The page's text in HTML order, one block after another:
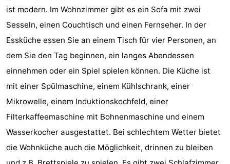
Sehen
&
tun
-
Museen
-
Denkmäler
-
Mühlen
-
Leuchtturme
-
Aussichtspunkte
Attraktionen
ist modern. Im Wohnzimmer gibt es ein Sofa mit zwei
Sesseln, einen Couchtisch und einen Fernseher. In der
Essküche essen Sie an einem Tisch für vier Personen, an
dem Sie den Tag beginnen, ein langes Abendessen
einnehmen oder ein Spiel spielen können. Die Küche ist
mit einer Spülmaschine, einem Kühlschrank, einer
Mikrowelle, einem Induktionskochfeld, einer
Filterkaffeemaschine mit Bohnenmaschine und einem
Wasserkocher ausgestattet. Bei schlechtem Wetter bietet
die Wohnküche auch die Möglichkeit, drinnen zu bleiben